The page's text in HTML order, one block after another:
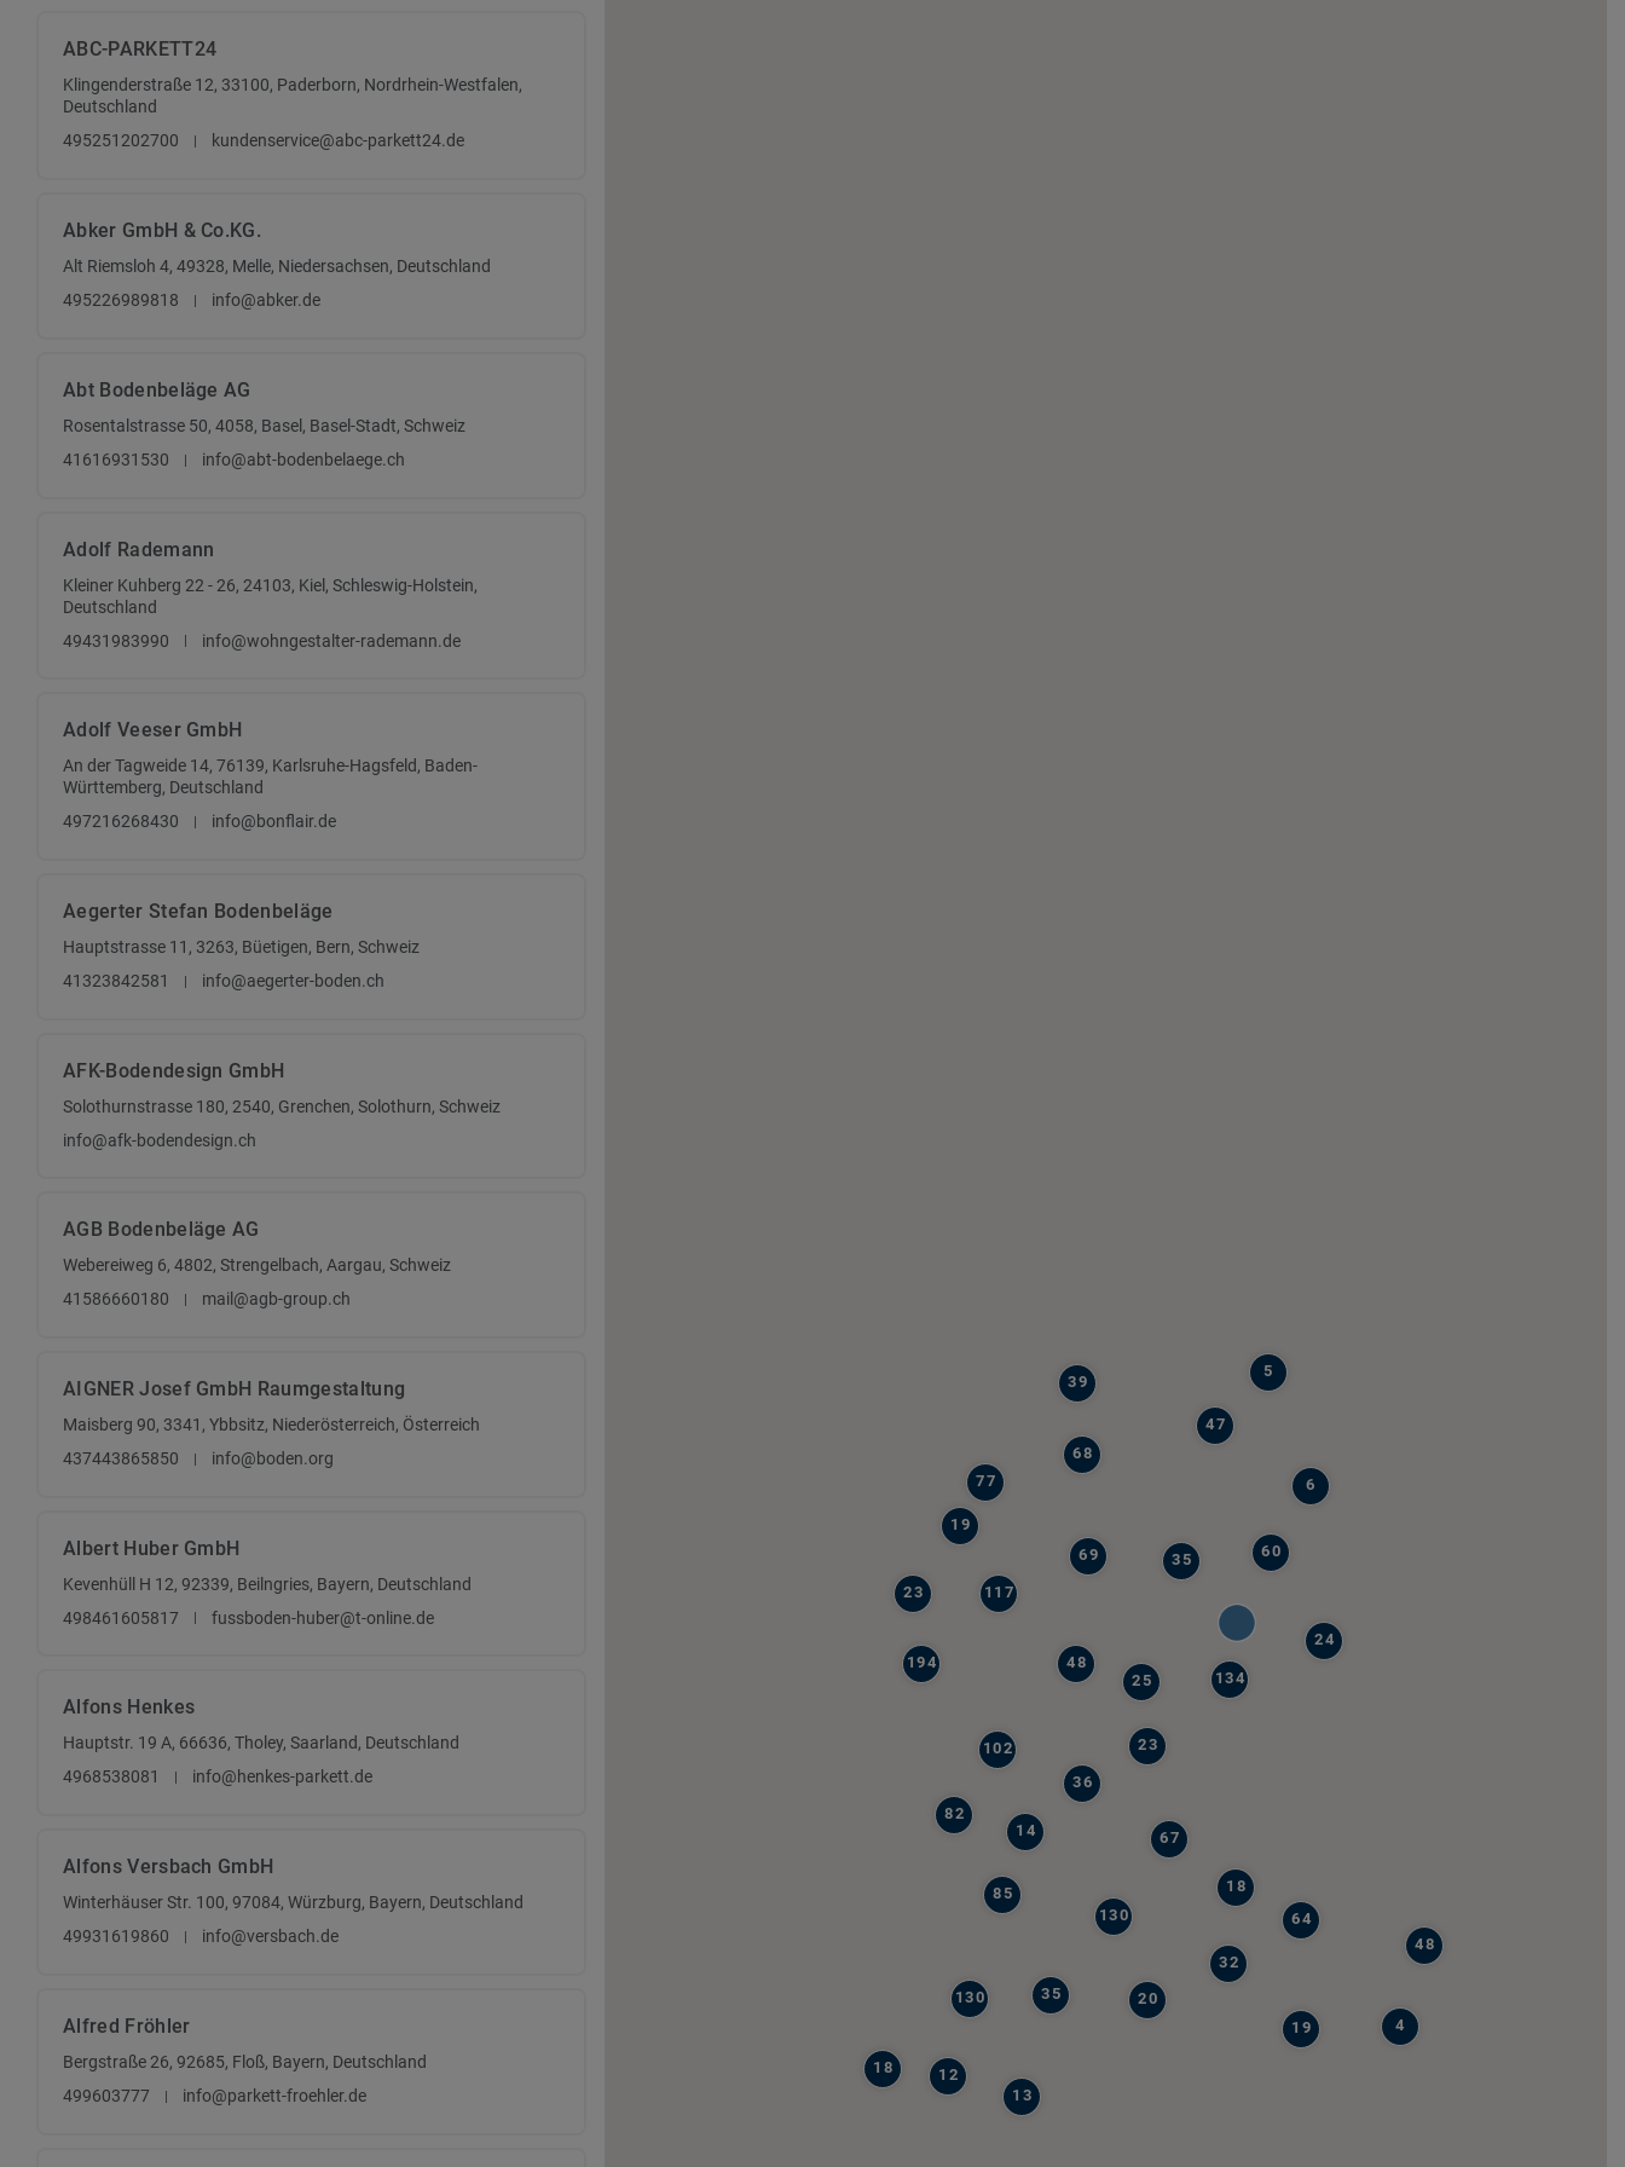
ABC-PARKETT24
Klingenderstraße 12, 33100, Paderborn, Nordrhein-Westfalen,
Deutschland
495251202700
kundenservice@abc-parkett24.de
Abker GmbH & Co.KG.
Alt Riemsloh 4, 49328, Melle, Niedersachsen, Deutschland
495226989818
info@abker.de
Abt Bodenbeläge AG
Rosentalstrasse 50, 4058, Basel, Basel-Stadt, Schweiz
41616931530
info@abt-bodenbelaege.ch
Adolf Rademann
Kleiner Kuhberg 22 - 26, 24103, Kiel, Schleswig-Holstein,
Deutschland
49431983990
info@wohngestalter-rademann.de
Adolf Veeser GmbH
An der Tagweide 14, 76139, Karlsruhe-Hagsfeld, Baden-
Württemberg, Deutschland
497216268430
info@bonflair.de
Aegerter Stefan Bodenbeläge
Hauptstrasse 11, 3263, Büetigen, Bern, Schweiz
41323842581
info@aegerter-boden.ch
AFK-Bodendesign GmbH
Solothurnstrasse 180, 2540, Grenchen, Solothurn, Schweiz
info@afk-bodendesign.ch
AGB Bodenbeläge AG
Webereiweg 6, 4802, Strengelbach, Aargau, Schweiz
41586660180
mail@agb-group.ch
AIGNER Josef GmbH Raumgestaltung
Maisberg 90, 3341, Ybbsitz, Niederösterreich, Österreich
437443865850
info@boden.org
Albert Huber GmbH
Kevenhüll H 12, 92339, Beilngries, Bayern, Deutschland
498461605817
fussboden-huber@t-online.de
Alfons Henkes
Hauptstr. 19 A, 66636, Tholey, Saarland, Deutschland
4968538081
info@henkes-parkett.de
Alfons Versbach GmbH
Winterhäuser Str. 100, 97084, Würzburg, Bayern, Deutschland
49931619860
info@versbach.de
Alfred Fröhler
Bergstraße 26, 92685, Floß, Bayern, Deutschland
499603777
info@parkett-froehler.de
48
85
194
77
117
130
39
64
67
82
36
130
69
134
23
68
35
35
102
19
23
47
19
48
14
60
12
18
32
13
20
24
6
25
5
4
18